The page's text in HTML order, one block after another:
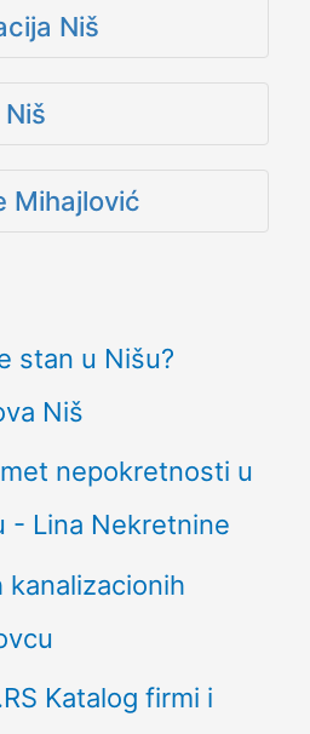
Niš
Mihajlović
stan u Nišu?
Niš
nepokretnosti u
- Lina Nekretnine
Katalog firmi i